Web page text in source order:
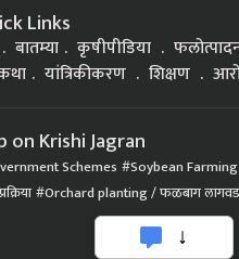
Links
बातम्या कृषीपीडिया
यांत्रिकीकरण शिक्षण
on Krishi Jagran
Schemes Soybean Farming
Orchard planting / फळबाग लागवड